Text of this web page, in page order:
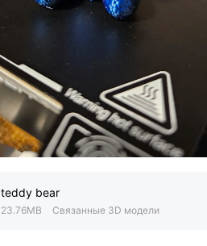
teddy bear
23.76MB Связанные 3D модели